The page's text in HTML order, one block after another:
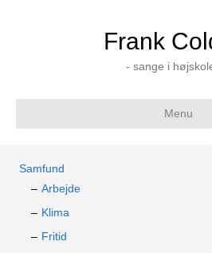
Frank
- sange i
Menu
Samfund
Arbejde
Klima
Fritid